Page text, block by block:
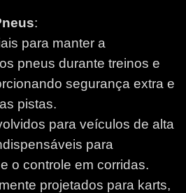
:
para manter a
pneus durante treinos e
segurança extra e
pistas.
para veículos de alta
para
o controle em corridas.
projetados para karts,